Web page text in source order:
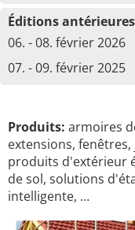
Éditions
06. - 08. février 2026
07. - 09. février 2025
Produits: armoires
extensions,
produits d'extérieur
de sol, solutions
intelligente, …